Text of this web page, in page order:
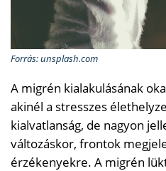
Forrás: unsplash.com
A migrén kialakulásának
akinél a stresszes
kialvatlanság, de nagyon
változáskor, frontok
érzékenyekre. A migrén